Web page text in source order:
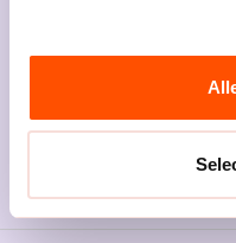
Gepubliceerd op 20 mei
Het Nederlands
Gepubliceerd op 30 april